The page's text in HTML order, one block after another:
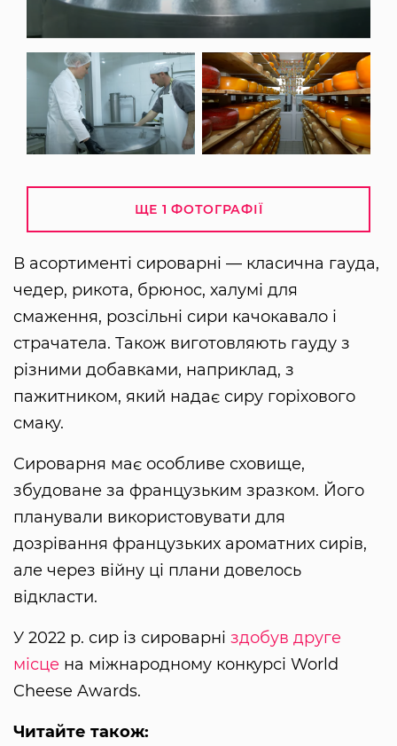
ЩЕ 1 ФОТОГРАФІЇ
В асортименті сироварні — класична гауда,
чедер, рикота, брюнос, халумі для
смаження, розсільні сири качокавало і
страчатела. Також виготовляють гауду з
різними добавками, наприклад, з
пажитником, який надає сиру горіхового
смаку.
Сироварня має особливе сховище,
збудоване за французьким зразком. Його
планували використовувати для
дозрівання французьких ароматних сирів,
але через війну ці плани довелось
відкласти.
У 2022 р. сир із сироварні здобув друге
місце на міжнародному конкурсі World
Cheese Awards.
Читайте також: